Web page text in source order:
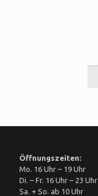
Öffnungszeiten:
Mo. 16 Uhr – 19 Uhr
Di. – Fr. 16 Uhr – 23 Uhr
Sa. + So. ab 10 Uhr